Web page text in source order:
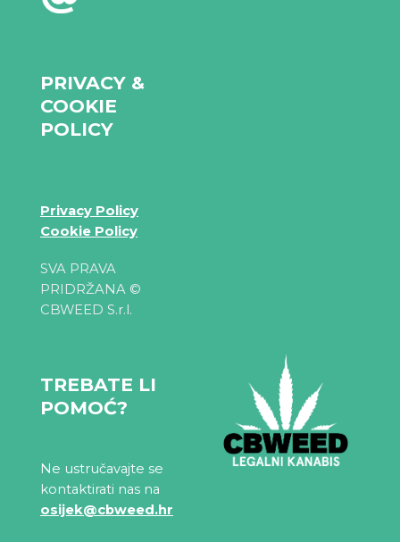
PRIVACY &
COOKIE
POLICY
Privacy Policy
Cookie Policy
SVA PRAVA
PRIDRŽANA ©
CBWEED S.r.l.
TREBATE LI
POMOĆ?
Ne ustručavajte se
kontaktirati nas na
osijek@cbweed.hr